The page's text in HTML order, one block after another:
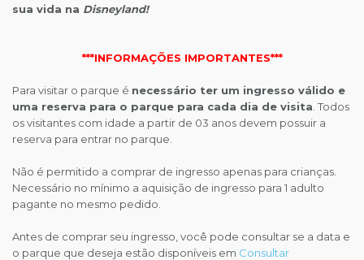
sua vida na Disneyland!
***INFORMAÇÕES IMPORTANTES***
Para visitar o parque é necessário ter um ingresso válido e
uma reserva para o parque para cada dia de visita . Todos
os visitantes com idade a partir de 03 anos devem possuir a
reserva para entrar no parque.
Não é permitido a comprar de ingresso apenas para crianças.
Necessário no mínimo a aquisição de ingresso para 1 adulto
pagante no mesmo pedido.
Antes de comprar seu ingresso, você pode consultar se a data e
o parque que deseja estão disponíveis em Consultar